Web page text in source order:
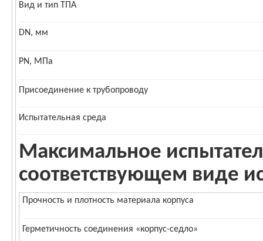
Вид и тип ТПА
DN, мм
PN, МПа
Присоединение к трубопроводу
Испытательная среда
Максимальное
соответствующем виде
Прочность и плотность материала корпуса
Герметичность соединения «корпус-седло»